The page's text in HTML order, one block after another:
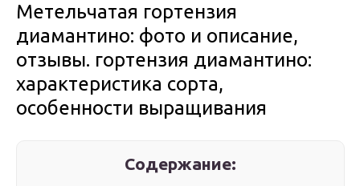
Метельчатая гортензия
диамантино: фото и описание,
отзывы. гортензия диамантино:
характеристика сорта,
особенности выращивания
Содержание: